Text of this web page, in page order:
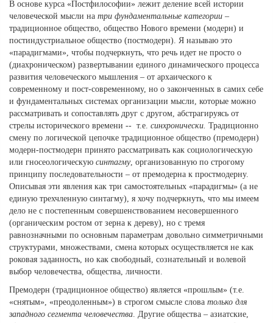
В основе курса «Постфилософии» лежит деление всей истории
человеческой мысли на три фундаментальные категории –
традиционное общество, общество Нового времени (модерн) и
постиндустриальное общество (постмодерн). Я называю это
«парадигмами», чтобы подчеркнуть, что речь идет не просто о
(диахроническом) развертывании единого динамического процесса
развития человеческого мышления – от архаического к
современному и пост-современному, но о законченных в самих себе
и фундаментальных системах организации мысли, которые можно
рассматривать и сопоставлять друг с другом, абстрагируясь от
стрелы исторического времени -- т.е. синхронически. Традиционно
смену по логической цепочке традиционное общество (премодерн)
модерн-постмодерн принято рассматривать как социологическую
или гносеологическую синтагму, организованную по строгому
принципу последовательности – от премодерна к простмодерну.
Описывая эти явления как три самостоятельных «парадигмы» (а не
единую трехчленную синтагму), я хочу подчеркнуть, что мы имеем
дело не с постепенным совершенствованием несовершенного
(органическим ростом от зерна к дереву), но с тремя
равнозначными по основным параметрам довольно симметричными
структурами, множествами, смена которых осуществляется не как
роковая заданность, но как свободный, сознательный и волевой
выбор человечества, общества, личности.
Премодерн (традиционное общество) является «прошлым» (т.е.
«снятым», «преодоленным») в строгом смысле слова только для
западного сегмента человечества. Другие общества – азиатские,